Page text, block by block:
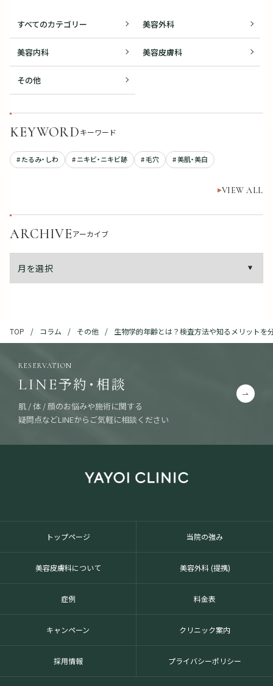
すべてのカテゴリー 美容外科
美容内科 美容皮膚科
その他
KEYWORDキーワード
# たるみ・しわ # ニキビ・ニキビ跡 # 毛穴 # 美肌・美白
VIEW ALL
ARCHIVEアーカイブ
TOP コラム その他 生物学的年齢とは？検査方法や知るメリットを
LINE予約・相談
RESERVATION
肌 / 体 / 顔のお悩みや施術に関する
疑問点などLINEからご気軽に相談ください
トップページ 当院の強み
美容皮膚科について 美容外科 (提携)
症例 料金表
キャンペーン クリニック案内
採用情報 プライバシーポリシー